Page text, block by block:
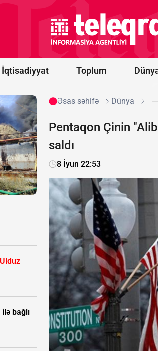
İqtisadiyyat Toplum
prosesi
artıq
praktiki
nəticələr
mərhələsinə
RƏY
Ulduz
bağlı
Əsas səhifə Dünya
Pentaqon Çinin
saldı
8 İyun 22:53